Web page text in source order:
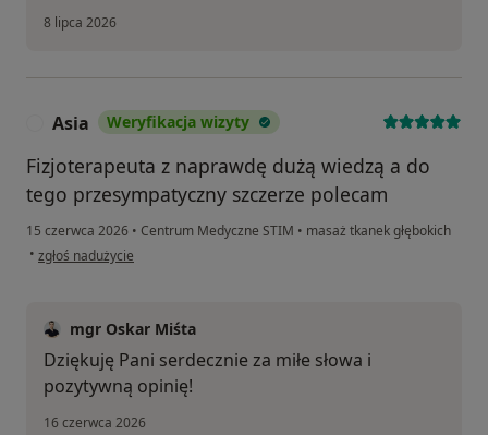
8 lipca 2026
Asia Weryfikacja wizyty
Fizjoterapeuta z naprawdę dużą wiedzą a do
tego przesympatyczny szczerze polecam
15 czerwca 2026 • Centrum Medyczne STIM • masaż tkanek głębokich
• w opinii użytkownika Asia
zgłoś nadużycie
mgr Oskar Miśta
Dziękuję Pani serdecznie za miłe słowa i
pozytywną opinię!
16 czerwca 2026